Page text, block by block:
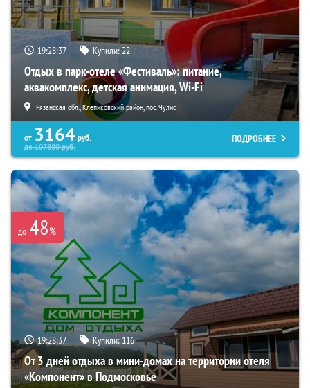
19:28:36 Купили:22
Отдых в парк-отеле «Фестиваль»: питание,
аквакомплекс, детская анимация, Wi-Fi
Рязанская обл., Клепиковский район, пос. Чулис
от 3164 руб.
до107880руб.
ПОДРОБНЕЕ
до 48%
19:28:36 Купили: 116
От 3 дней отдыха в мини-домах на территории отеля
«Компонент» в Подмосковье